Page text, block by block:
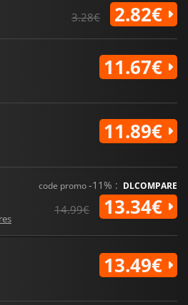
3.28€ 2.82€
11.67€
11.89€
code promo-11% : DLCOMPARE
14.99€ 13.34€
13.49€